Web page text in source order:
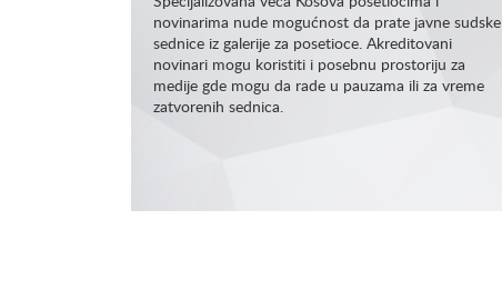
novinarima nude mogućnost da prate javne sudske
sednice iz galerije za posetioce. Akreditovani
novinari mogu koristiti i posebnu prostoriju za
medije gde mogu da rade u pauzama ili za vreme
zatvorenih sednica.
Opširnije